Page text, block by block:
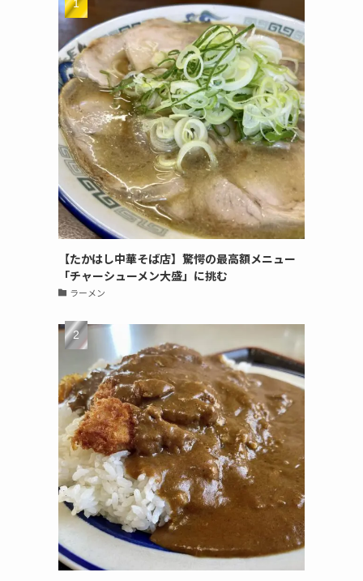
【たかはし中華そば店】驚愕の最高額メニュー
「チャーシューメン大盛」に挑む
ラーメン